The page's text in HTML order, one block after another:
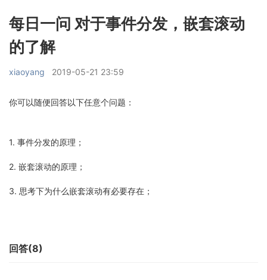
每日一问 对于事件分发，嵌套滚动
的了解
xiaoyang 2019-05-21 23:59
你可以随便回答以下任意个问题：
1. 事件分发的原理；
2. 嵌套滚动的原理；
3. 思考下为什么嵌套滚动有必要存在；
回答(8)